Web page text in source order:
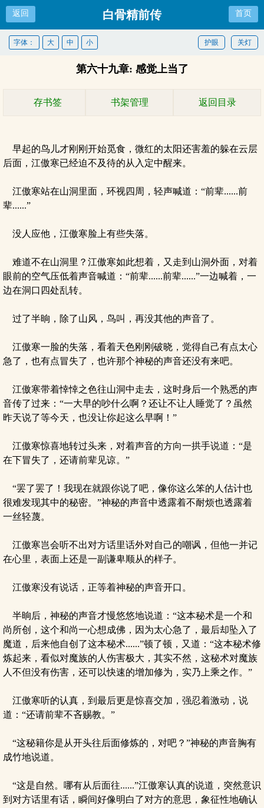
返回 白骨精前传 首页
关灯
护眼
字体： 大 中 小
第六十九章: 感觉上当了
存书签 书架管理 返回目录
早起的鸟儿才刚刚开始觅食，微红的太阳还害羞的躲在云层
后面，江傲寒已经迫不及待的从入定中醒来。
江傲寒站在山洞里面，环视四周，轻声喊道：“前辈......前
辈......”
没人应他，江傲寒脸上有些失落。
难道不在山洞里？江傲寒如此想着，又走到山洞外面，对着
眼前的空气压低着声音喊道：“前辈......前辈......”一边喊着，一
边在洞口四处乱转。
过了半晌，除了山风，鸟叫，再没其他的声音了。
江傲寒一脸的失落，看着天色刚刚破晓，觉得自己有点太心
急了，也有点冒失了，也许那个神秘的声音还没有来吧。
江傲寒带着悻悻之色往山洞中走去，这时身后一个熟悉的声
音传了过来：“一大早的吵什么啊？还让不让人睡觉了？虽然
昨天说了等今天，也没让你起这么早啊！”
江傲寒惊喜地转过头来，对着声音的方向一拱手说道：“是
在下冒失了，还请前辈见谅。”
“罢了罢了！我现在就跟你说了吧，像你这么笨的人估计也
很难发现其中的秘密。”神秘的声音中透露着不耐烦也透露着
一丝轻蔑。
江傲寒岂会听不出对方话里话外对自己的嘲讽，但他一并记
在心里，表面上还是一副谦卑顺从的样子。
江傲寒没有说话，正等着神秘的声音开口。
半晌后，神秘的声音才慢悠悠地说道：“这本秘术是一个和
尚所创，这个和尚一心想成佛，因为太心急了，最后却坠入了
魔道，后来他自创了这本秘术......”顿了顿，又道：“这本秘术修
炼起来，看似对魔族的人伤害极大，其实不然，这秘术对魔族
人不但没有伤害，还可以快速的增加修为，实乃上乘之作。”
江傲寒听的认真，到最后更是惊喜交加，强忍着激动，说
道：“还请前辈不吝赐教。”
“这秘籍你是从开头往后面修炼的，对吧？”神秘的声音胸有
成竹地说道。
“这是自然。哪有从后面往......”江傲寒认真的说道，突然意识
到对方话里有话，瞬间好像明白了对方的意思，象征性地确认